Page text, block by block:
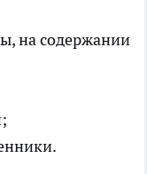
на содержании